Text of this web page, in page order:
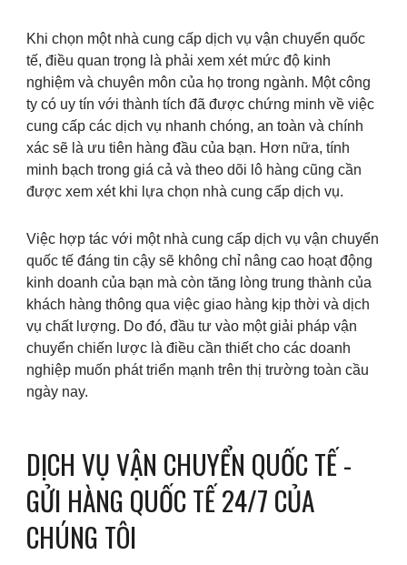
Khi chọn một nhà cung cấp dịch vụ vận chuyển quốc
tế, điều quan trọng là phải xem xét mức độ kinh
nghiệm và chuyên môn của họ trong ngành. Một công
ty có uy tín với thành tích đã được chứng minh về việc
cung cấp các dịch vụ nhanh chóng, an toàn và chính
xác sẽ là ưu tiên hàng đầu của bạn. Hơn nữa, tính
minh bạch trong giá cả và theo dõi lô hàng cũng cần
được xem xét khi lựa chọn nhà cung cấp dịch vụ.
Việc hợp tác với một nhà cung cấp dịch vụ vận chuyển
quốc tế đáng tin cậy sẽ không chỉ nâng cao hoạt động
kinh doanh của bạn mà còn tăng lòng trung thành của
khách hàng thông qua việc giao hàng kịp thời và dịch
vụ chất lượng. Do đó, đầu tư vào một giải pháp vận
chuyển chiến lược là điều cần thiết cho các doanh
nghiệp muốn phát triển mạnh trên thị trường toàn cầu
ngày nay.
DỊCH VỤ VẬN CHUYỂN QUỐC TẾ -
GỬI HÀNG QUỐC TẾ 24/7 CỦA
CHÚNG TÔI